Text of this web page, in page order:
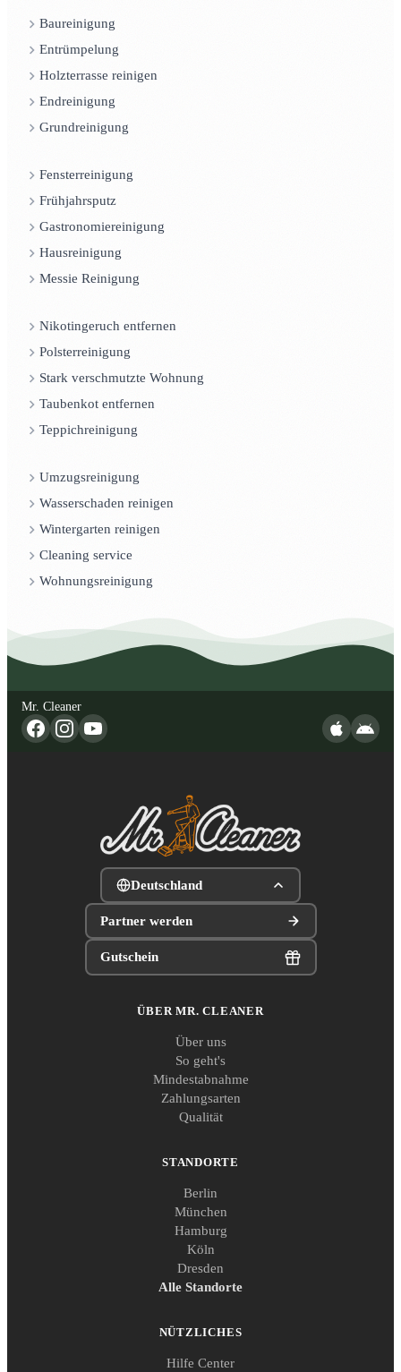
Baureinigung
Entrümpelung
Holzterrasse reinigen
Endreinigung
Grundreinigung
Fensterreinigung
Frühjahrsputz
Gastronomiereinigung
Hausreinigung
Messie Reinigung
Nikotingeruch entfernen
Polsterreinigung
Stark verschmutzte Wohnung
Taubenkot entfernen
Teppichreinigung
Umzugsreinigung
Wasserschaden reinigen
Wintergarten reinigen
Cleaning service
Wohnungsreinigung
Mr. Cleaner
Deutschland
Partner werden
Gutschein
ÜBER MR. CLEANER
Über uns
So geht's
Mindestabnahme
Zahlungsarten
Qualität
STANDORTE
Berlin
München
Hamburg
Köln
Dresden
Alle Standorte
NÜTZLICHES
Hilfe Center